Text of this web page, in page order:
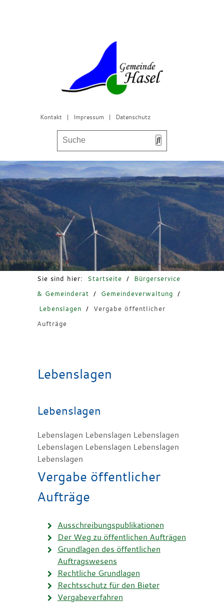
Kontakt | Impressum | Datenschutz
Bürgerservice & Gemeinderat
Leben in Hasel
Freizeit & Tourismus
Sie sind hier: Startseite /
Bürgerservice
& Gemeinderat
/ Gemeindeverwaltung
/
Lebenslagen
/
Vergabe öffentlicher
Aufträge
Lebenslagen
Lebenslagen
Lebenslagen Lebenslagen Lebenslagen
Lebenslagen Lebenslagen Lebenslagen
Lebenslagen
Vergabe öffentlicher
Aufträge
Ausschreibungspublikationen
Der Weg zu öffentlichen Aufträgen
Grundlagen des öffentlichen
Auftragswesens
Rechtliche Grundlagen
Rechtsschutz für den Bieter
Vergabeverfahren